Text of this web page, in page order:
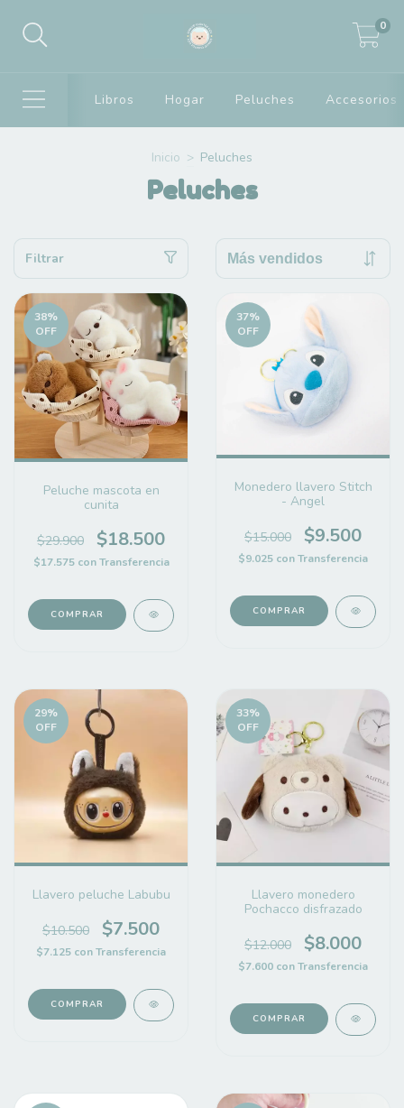
0
Libros Hogar Peluches Accesorios
Inicio > Peluches
Peluches
Filtrar
38%
OFF
Peluche mascota en
cunita
$29.900 $18.500
$17.575 con Transferencia
COMPRAR
37%
OFF
Monedero llavero Stitch
- Angel
$15.000 $9.500
$9.025 conTransferencia
COMPRAR
29%
OFF
Llavero peluche Labubu
$10.500 $7.500
$7.125 conTransferencia
COMPRAR
33%
OFF
Llavero monedero
Pochacco disfrazado
$12.000 $8.000
$7.600 conTransferencia